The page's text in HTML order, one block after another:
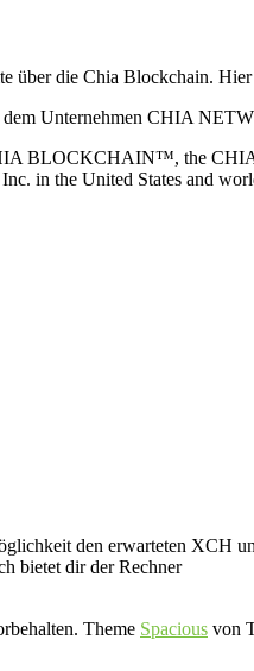
über die Chia Blockchain.
Unternehmen CHIA
the CHIA
in the United States and
den erwarteten XCH
bietet dir der Rechner
Theme Spacious von